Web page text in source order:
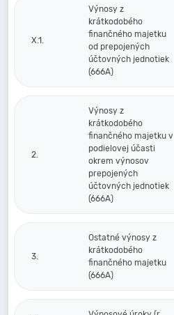
X.1.
Výnosy z
krátkodobého
finančného majetku
od prepojených
účtovných jednotiek
(666A)
2.
Výnosy z
krátkodobého
finančného majetku v
podielovej účasti
okrem výnosov
prepojených
účtovných jednotiek
(666A)
3.
Ostatné výnosy z
krátkodobého
finančného majetku
(666A)